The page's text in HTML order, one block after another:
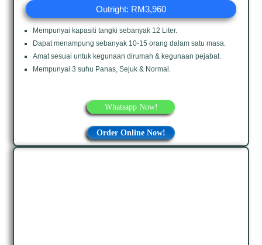
Outright: RM3,960
Mempunyai kapasiti tangki sebanyak 12 Liter.
Dapat menampung sebanyak 10-15 orang dalam satu masa.
Amat sesuai untuk kegunaan dirumah & kegunaan pejabat.
Mempunyai 3 suhu Panas, Sejuk & Normal.
Whatsapp Now!
Order Online Now!